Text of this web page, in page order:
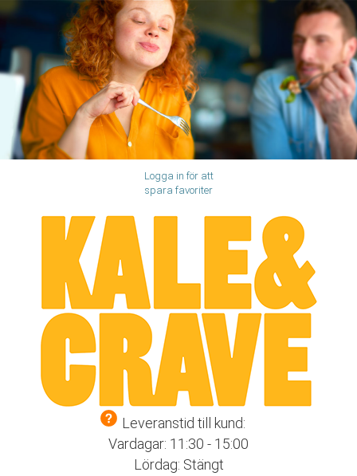
Logga in för att
spara favoriter
Leveranstid till kund:
Vardagar: 11:30 - 15:00
Lördag: Stängt